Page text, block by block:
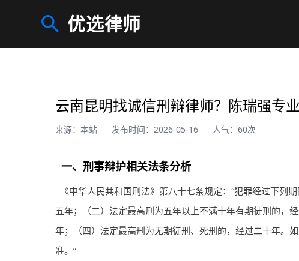
优选律师
云南昆明找诚信刑辩律师？陈瑞强专
来源：本站 发布时间：2026-05-16 人气：60次
一、刑事辩护相关法条分析
《中华人民共和国刑法》第八十七条规定：“犯罪经过下
五年；（二）法定最高刑为五年以上不满十年有期徒刑的，
年；（四）法定最高刑为无期徒刑、死刑的，经过二十年。
准。”